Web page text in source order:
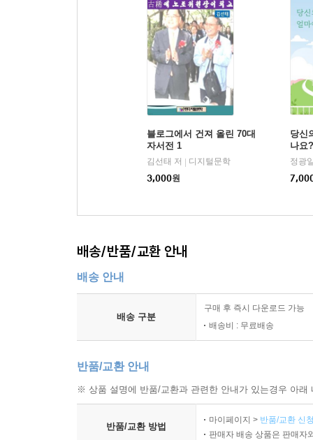
블로그에서 건져 올린 70대
자서전 1
김선태 저 | 디지털문학
3,000원
당신
나요?
정광
배송/반품/교환 안내
배송 안내
배송 구분
구매 후 즉시 다운로드 가능
배송비 : 무료배송
반품/교환 안내
※ 상품 설명에 반품/교환과 관련한 안내가 있는경우 아
반품/교환 방법
마이페이지 > 반품/교환 신
판매자 배송 상품은 판매자